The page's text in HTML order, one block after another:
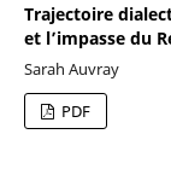
Trajectoire
et l’impasse du
Sarah Auvray
PDF